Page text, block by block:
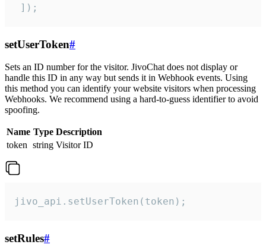
]);
setUserToken#
Sets an ID number for the visitor. JivoChat does not display or
handle this ID in any way but sends it in Webhook events. Using
this method you can identify your website visitors when processing
Webhooks. We recommend using a hard-to-guess identifier to avoid
spoofing.
Name Type Description
token string Visitor ID
jivo_api.setUserToken(token);
setRules#